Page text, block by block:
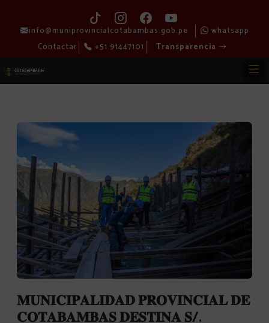
info@muniprovincialcotabambas.gob.pe
whatsapp
Contactar
+51 91447101 Transparencia
𝐌𝐔𝐍𝐈𝐂𝐈𝐏𝐀𝐋𝐈𝐃𝐀𝐃 𝐏𝐑𝐎𝐕𝐈𝐍𝐂𝐈𝐀𝐋 𝐃𝐄
𝐂𝐎𝐓𝐀𝐁𝐀𝐌𝐁𝐀𝐒 𝐃𝐄𝐒𝐓𝐈𝐍𝐀 𝐒/.